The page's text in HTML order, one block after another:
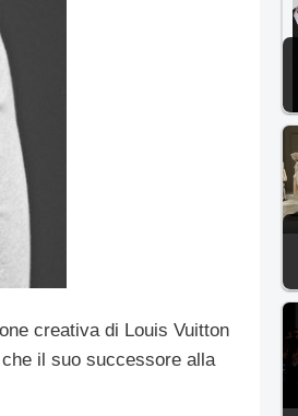
creativa di Louis Vuitton
il suo successore alla